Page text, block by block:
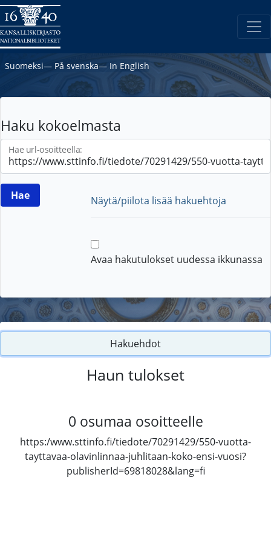
Suomeksi― På svenska― In English
Haku kokoelmasta
Hae url-osoitteella:
Näytä/piilota lisää hakuehtoja
Avaa hakutulokset uudessa ikkunassa
Hakuehdot
Haun tulokset
0 osumaa osoitteelle
https:/www.sttinfo.fi/tiedote/70291429/550-vuotta-
tayttavaa-olavinlinnaa-juhlitaan-koko-ensi-vuosi?
publisherId=69818028&lang=fi